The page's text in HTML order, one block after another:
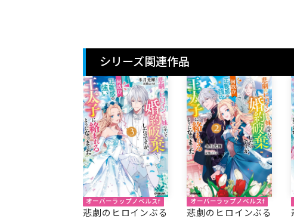
シリーズ関連作品
オーバーラップノベルスf
悲劇のヒロインぶる
オーバーラップノベルスf
悲劇のヒロインぶる